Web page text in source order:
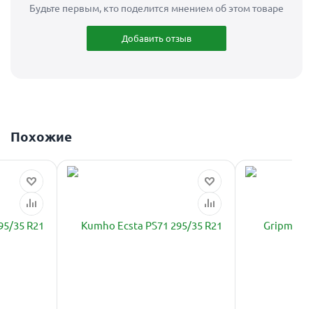
Будьте первым, кто поделится мнением об этом товаре
Добавить отзыв
Похожие